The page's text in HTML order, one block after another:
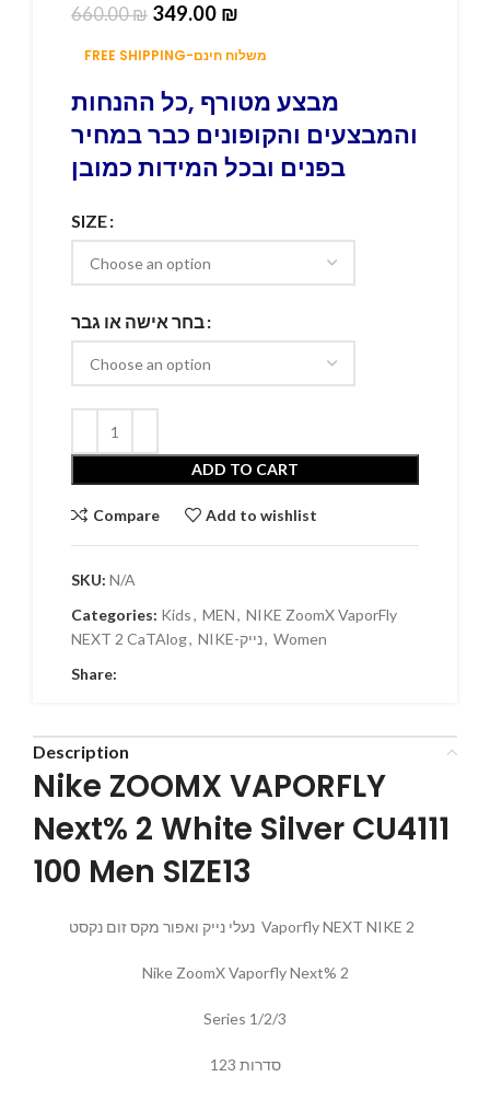
660.00₪ 349.00 ₪
FREE SHIPPING-משלוח חינם
מבצע מטורף ,כל ההנחות
והמבצעים והקופונים כבר במחיר
בפנים ובכל המידות כמובן
SIZE
בחר אישה או גבר
ADD TO CART
Compare Add to wishlist
SKU: N/A
Categories: Kids, MEN, NIKE ZoomX VaporFly
NEXT 2 CaTAlog, NIKE-נייק, Women
Share:
Description
Nike ZOOMX VAPORFLY
Next% 2 White Silver CU4111
100 Men SIZE13
נעלי נייק ואפור מקס זום נקסט Vaporfly NEXT NIKE 2
Nike ZoomX Vaporfly Next% 2
Series 1/2/3
סדרות 123